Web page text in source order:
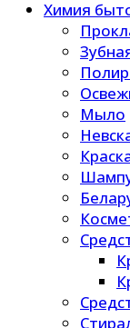
Химия
Мыло